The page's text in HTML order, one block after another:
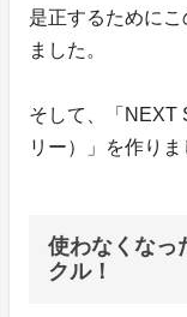
是正するために
ました。
そして、「NEXT
リー）」を作りま
使わなくなっ
クル！